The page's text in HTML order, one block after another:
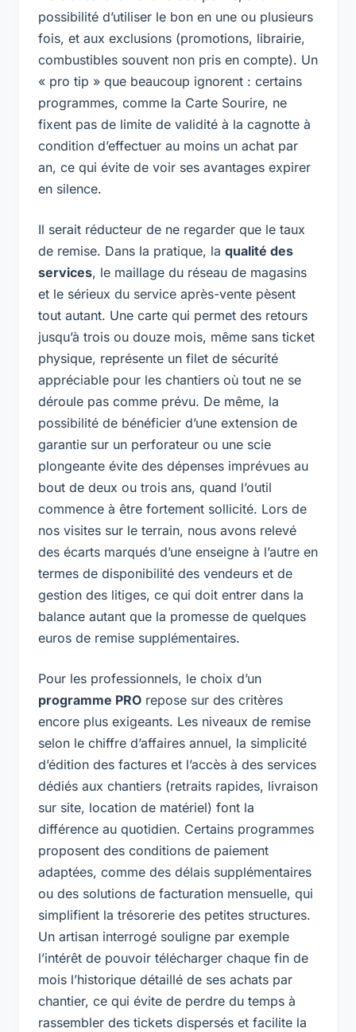
possibilité d’utiliser le bon en une ou plusieurs
fois, et aux exclusions (promotions, librairie,
combustibles souvent non pris en compte). Un
« pro tip » que beaucoup ignorent : certains
programmes, comme la Carte Sourire, ne
fixent pas de limite de validité à la cagnotte à
condition d’effectuer au moins un achat par
an, ce qui évite de voir ses avantages expirer
en silence.
Il serait réducteur de ne regarder que le taux
de remise. Dans la pratique, la qualité des
services, le maillage du réseau de magasins
et le sérieux du service après-vente pèsent
tout autant. Une carte qui permet des retours
jusqu’à trois ou douze mois, même sans ticket
physique, représente un filet de sécurité
appréciable pour les chantiers où tout ne se
déroule pas comme prévu. De même, la
possibilité de bénéficier d’une extension de
garantie sur un perforateur ou une scie
plongeante évite des dépenses imprévues au
bout de deux ou trois ans, quand l’outil
commence à être fortement sollicité. Lors de
nos visites sur le terrain, nous avons relevé
des écarts marqués d’une enseigne à l’autre en
termes de disponibilité des vendeurs et de
gestion des litiges, ce qui doit entrer dans la
balance autant que la promesse de quelques
euros de remise supplémentaires.
Pour les professionnels, le choix d’un
programme PRO repose sur des critères
encore plus exigeants. Les niveaux de remise
selon le chiffre d’affaires annuel, la simplicité
d’édition des factures et l’accès à des services
dédiés aux chantiers (retraits rapides, livraison
sur site, location de matériel) font la
différence au quotidien. Certains programmes
proposent des conditions de paiement
adaptées, comme des délais supplémentaires
ou des solutions de facturation mensuelle, qui
simplifient la trésorerie des petites structures.
Un artisan interrogé souligne par exemple
l’intérêt de pouvoir télécharger chaque fin de
mois l’historique détaillé de ses achats par
chantier, ce qui évite de perdre du temps à
rassembler des tickets dispersés et facilite la